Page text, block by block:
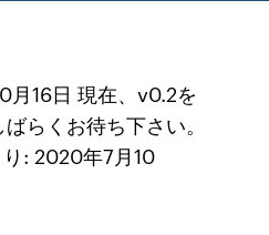
月16日 現在、v0.2を
らくお待ち下さい。
: 2020年7月10